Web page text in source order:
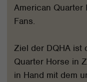
American
Fans.
Ziel der DQHA ist
Quarter Horse in
in Hand mit dem